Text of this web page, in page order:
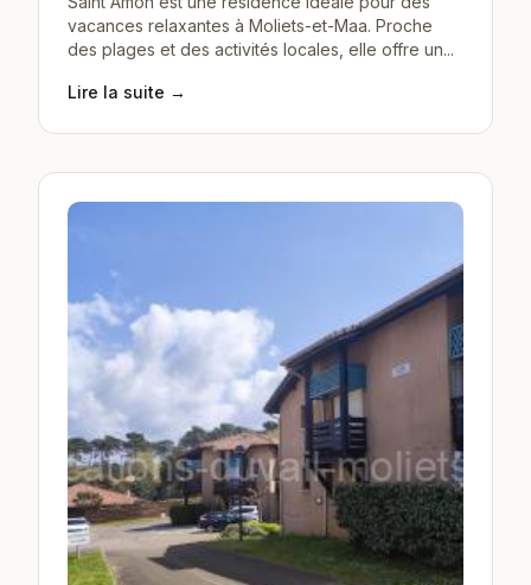
vacances relaxantes à Moliets-et-Maa. Proche
des plages et des activités locales, elle offre un...
Lire la suite →